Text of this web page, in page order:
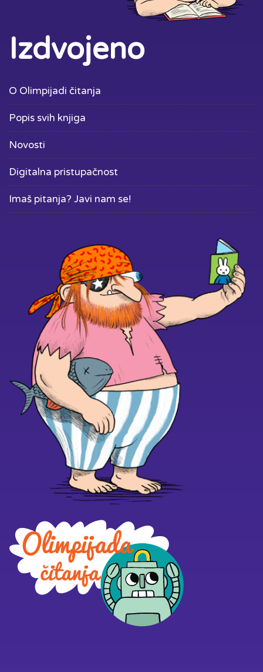
Izdvojeno
O Olimpijadi čitanja
Popis svih knjiga
Novosti
Digitalna pristupačnost
Imaš pitanja? Javi nam se!